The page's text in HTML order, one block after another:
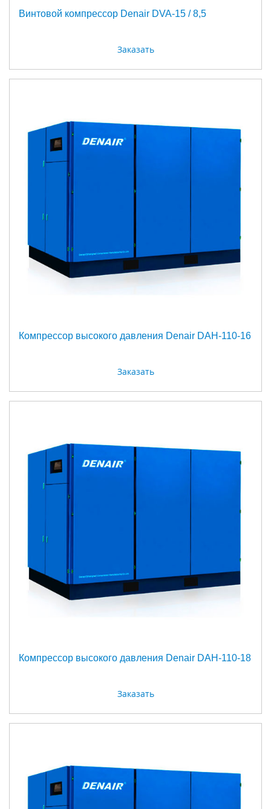
Винтовой компрессор Denair DVA-15 / 8,5
Заказать
Компрессор высокого давления Denair DAH-110-16
Заказать
Компрессор высокого давления Denair DAH-110-18
Заказать